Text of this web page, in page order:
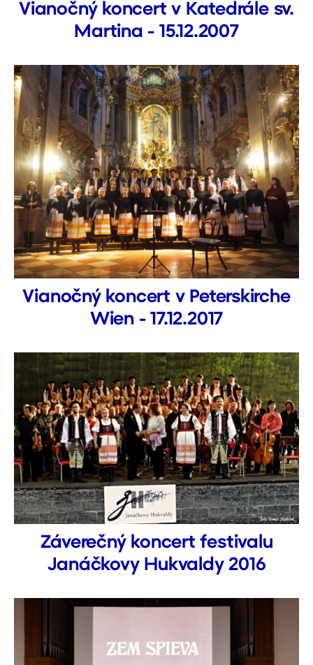
Vianočný koncert v Katedrále sv.
Martina - 15.12.2007
Vianočný koncert v Peterskirche
Wien - 17.12.2017
Záverečný koncert festivalu
Janáčkovy Hukvaldy 2016